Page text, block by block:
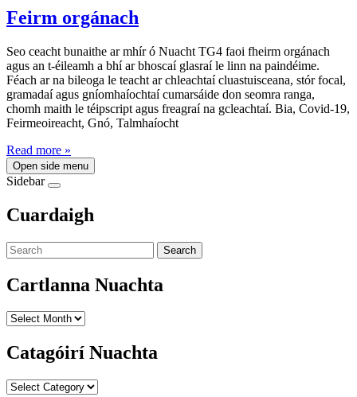
Feirm orgánach
Seo ceacht bunaithe ar mhír ó Nuacht TG4 faoi fheirm orgánach
agus an t-éileamh a bhí ar bhoscaí glasraí le linn na paindéime.
Féach ar na bileoga le teacht ar chleachtaí cluastuisceana, stór focal,
gramadaí agus gníomhaíochtaí cumarsáide don seomra ranga,
chomh maith le téipscript agus freagraí na gcleachtaí. Bia, Covid-19,
Feirmeoireacht, Gnó, Talmhaíocht
Read more »
Open side menu
Sidebar
Cuardaigh
Search
Cartlanna Nuachta
Cartlanna
Catagóirí Nuachta
Catagóirí